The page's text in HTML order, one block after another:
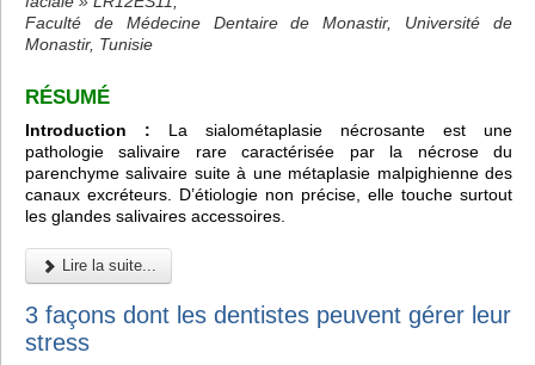
Faculté de Médecine Dentaire de Monastir, Université de
Monastir, Tunisie
RÉSUMÉ
Introduction : La sialométaplasie nécrosante est une
pathologie salivaire rare caractérisée par la nécrose du
parenchyme salivaire suite à une métaplasie malpighienne des
canaux excréteurs. D’étiologie non précise, elle touche surtout
les glandes salivaires accessoires.
Lire la suite...
3 façons dont les dentistes peuvent gérer leur
stress